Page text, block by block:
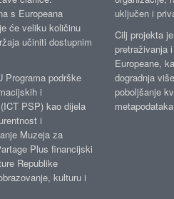
s Europeana
će veliku količinu
učiniti dostupnim
Programa podrške
i
PSP) kao dijela
i
Muzeja za
Plus financijski
Republike
kulturu i
uključen i
Cilj projekta
pretraživanja
Europeane,
dogradnja
poboljšanje